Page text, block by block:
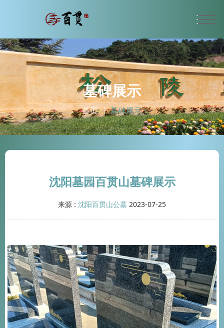
墓碑展示
首页 墓碑展示
沈阳墓园百贯山墓碑展示
来源 : 沈阳百贯山公墓 2023-07-25